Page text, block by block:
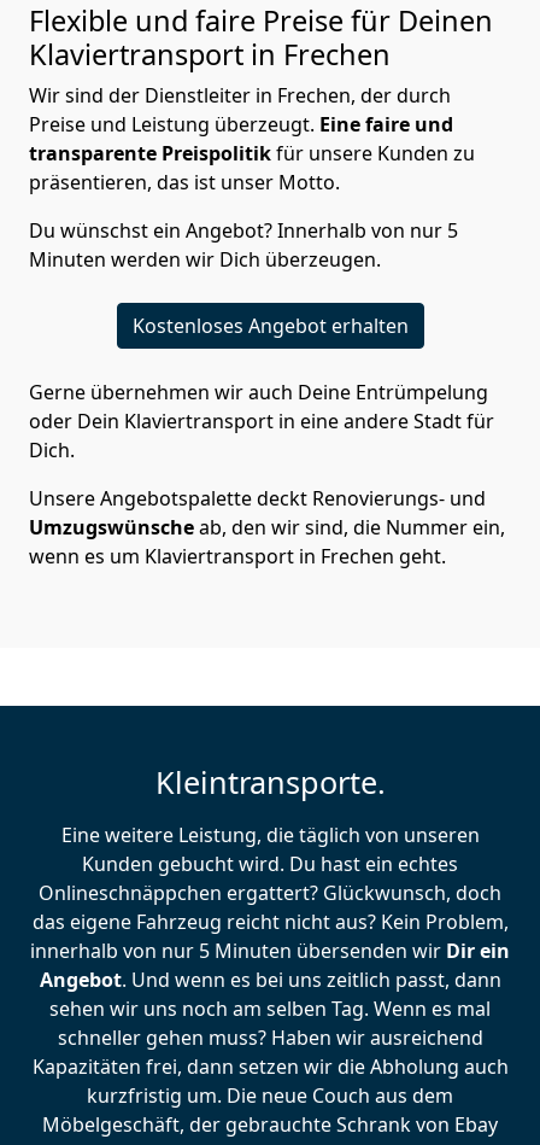
Flexible und faire Preise für Deinen
Klaviertransport in Frechen
Wir sind der Dienstleiter in Frechen, der durch
Preise und Leistung überzeugt. Eine faire und
transparente Preispolitikfür unsere Kunden zu
präsentieren, das ist unser Motto.
Du wünschst ein Angebot? Innerhalb von nur 5
Minuten werden wir Dich überzeugen.
Kostenloses Angebot erhalten
Gerne übernehmen wir auch Deine Entrümpelung
oder Dein Klaviertransport in eine andere Stadt für
Dich.
Unsere Angebotspalette deckt Renovierungs- und
Umzugswünscheab, den wir sind, die Nummer ein,
wenn es um Klaviertransport in Frechen geht.
Kleintransporte.
Eine weitere Leistung, die täglich von unseren
Kunden gebucht wird. Du hast ein echtes
Onlineschnäppchen ergattert? Glückwunsch, doch
das eigene Fahrzeug reicht nicht aus? Kein Problem,
innerhalb von nur 5 Minuten übersenden wir Dir ein
Angebot. Und wenn es bei uns zeitlich passt, dann
sehen wir uns noch am selben Tag. Wenn es mal
schneller gehen muss? Haben wir ausreichend
Kapazitäten frei, dann setzen wir die Abholung auch
kurzfristig um. Die neue Couch aus dem
Möbelgeschäft, der gebrauchte Schrank von Ebay